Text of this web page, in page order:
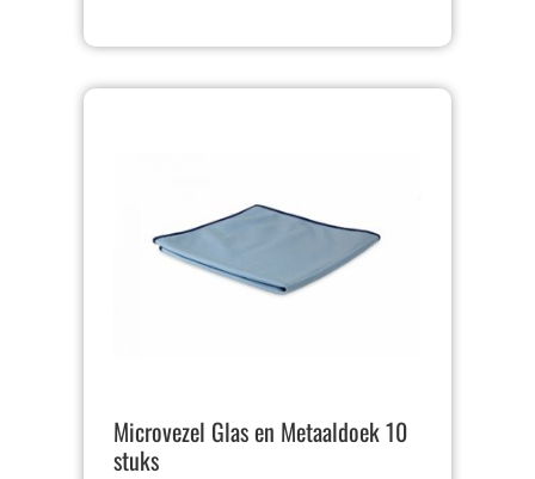
Microvezel Glas en Metaaldoek 10
stuks